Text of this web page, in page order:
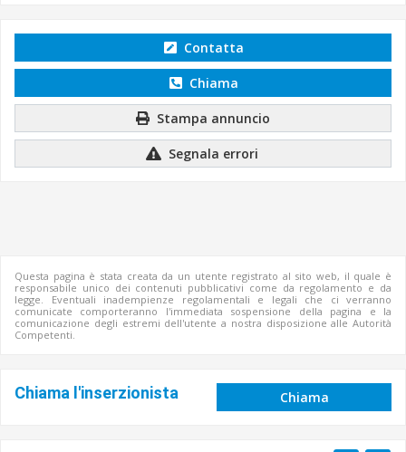
Contatta
Chiama
Stampa annuncio
Segnala errori
Questa pagina è stata creata da un utente registrato al sito web, il quale è
responsabile unico dei contenuti pubblicativi come da regolamento e da
legge. Eventuali inadempienze regolamentali e legali che ci verranno
comunicate comporteranno l'immediata sospensione della pagina e la
comunicazione degli estremi dell'utente a nostra disposizione alle Autorità
Competenti.
Chiama l'inserzionista Chiama